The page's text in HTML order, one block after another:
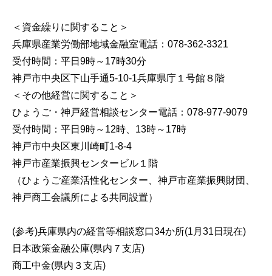
＜資金繰りに関すること＞
兵庫県産業労働部地域金融室電話：078‐362-3321
受付時間：平日9時～17時30分
神戸市中央区下山手通5-10-1兵庫県庁１号館８階
＜その他経営に関すること＞
ひょうご・神戸経営相談センター電話：078-977-9079
受付時間：平日9時～12時、13時～17時
神戸市中央区東川崎町1-8-4
神戸市産業振興センタービル１階
（ひょうご産業活性化センター、神戸市産業振興財団、
神戸商工会議所による共同設置）
(参考)兵庫県内の経営等相談窓口34か所(1月31日現在)
日本政策金融公庫(県内７支店)
商工中金(県内３支店)